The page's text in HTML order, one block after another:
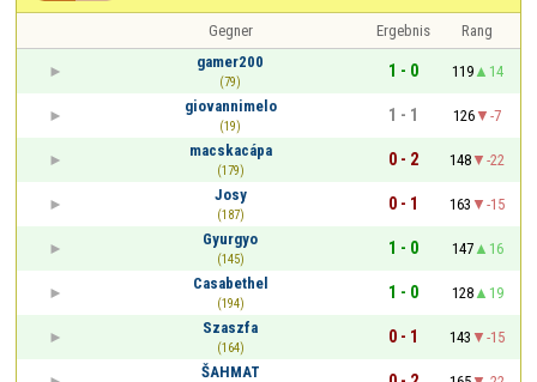
Gegner Ergebnis
Rang
gamer200
(79)
1 - 0 119
14
giovannimelo
(19)
1 - 1 126
-7
macskacápa
(179)
0 - 2 148
-22
Josy
(187)
0 - 1 163
-15
Gyurgyo
(145)
1 - 0 147
16
Casabethel
(194)
1 - 0 128
19
Szaszfa
(164)
0 - 1 143
-15
ŠAHMAT